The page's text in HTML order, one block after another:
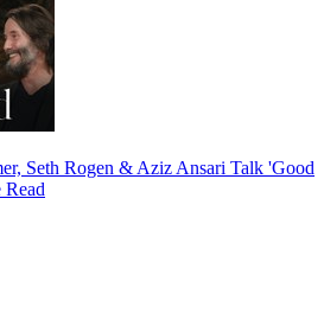
Seth Rogen & Aziz Ansari Talk 'Good
Read